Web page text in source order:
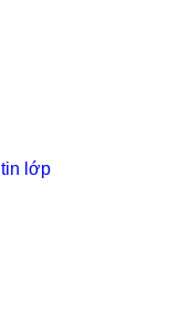
lớp